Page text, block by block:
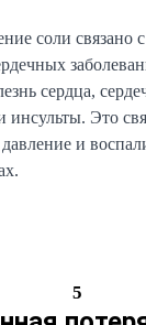
соли связано
сердца,
инсульты. Это
и
5